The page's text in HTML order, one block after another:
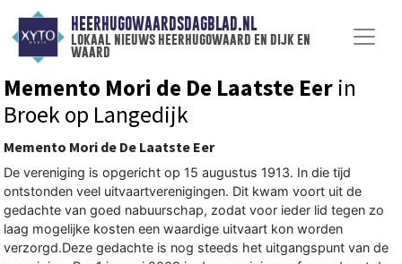
HEERHUGOWAARDSDAGBLAD.NL
lokaal nieuws heerhugowaard en dijk en
waard
Memento Mori de De Laatste Eer in
Broek op Langedijk
Memento Mori de De Laatste Eer
De vereniging is opgericht op 15 augustus 1913. In die tijd
ontstonden veel uitvaartverenigingen. Dit kwam voort uit de
gedachte van goed nabuurschap, zodat voor ieder lid tegen zo
laag mogelijke kosten een waardige uitvaart kon worden
verzorgd.Deze gedachte is nog steeds het uitgangspunt van de